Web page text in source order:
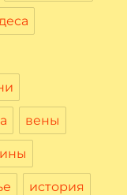
вены
история